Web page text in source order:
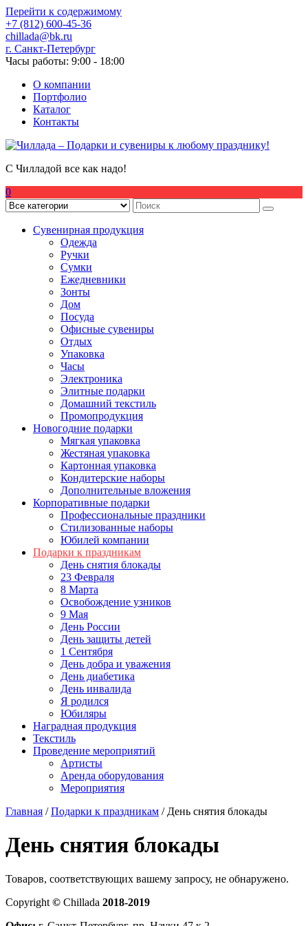
Перейти к содержимому
+7 (812) 600-45-36
chillada@bk.ru
г. Санкт-Петербург
Часы работы: 9:00 - 18:00
О компании
Портфолио
Каталог
Контакты
С Чилладой все как надо!
0
Сувенирная продукция
Одежда
Ручки
Сумки
Ежедневники
Зонты
Дом
Посуда
Офисные сувениры
Отдых
Упаковка
Часы
Электроника
Элитные подарки
Домашний текстиль
Промопродукция
Новогодние подарки
Мягкая упаковка
Жестяная упаковка
Картонная упаковка
Кондитерские наборы
Дополнительные вложения
Корпоративные подарки
Профессиональные праздники
Стилизованные наборы
Юбилей компании
Подарки к праздникам
День снятия блокады
23 Февраля
8 Марта
Освобождение узников
9 Мая
День России
День защиты детей
1 Сентября
День добра и уважения
День диабетика
День инвалида
Я родился
Юбиляры
Наградная продукция
Текстиль
Проведение мероприятий
Артисты
Аренда оборудования
Мероприятия
Главная /Подарки к праздникам / День снятия блокады
День снятия блокады
Товаров, соответствующих вашему запросу, не обнаружено.
Copyright © Chillada 2018-2019